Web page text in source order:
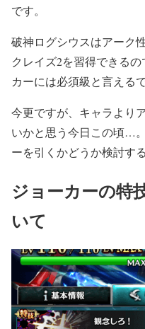
です。
破神ログシウスはアーク
クレイズ2を習得できる
カーには必須級と言える
今更ですが、キャラより
いかと思う今日この頃…
ーを引くかどうか検討す
ジョーカーの特
いて